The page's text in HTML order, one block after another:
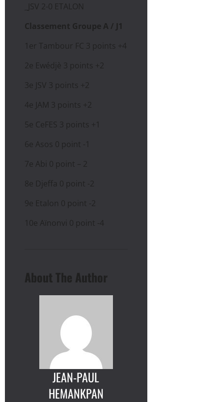
_JSV 2-0 ETALON
Classement Groupe A / J1
1er Tambour FC 3 points +4
2e Ewédjè 3 points +2
3e JSV 3 points +2
4e JAM 3 points +2
5e CeFES 3 points +1
6e Asos 0 point -1
7e Abi 0 point – 2
8e Djeffa 0 point -2
9e Etalon 0 point -2
10e Aïnonvi 0 point -4
About The Author
JEAN-PAUL
HEMANKPAN